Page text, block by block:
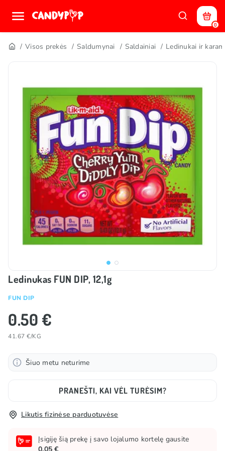
0
Visos prekės Saldumynai Saldainiai Ledinukai ir
Ledinukas FUN DIP, 12,1g
FUN DIP
0.50 €
41.67 €/KG
Šiuo metu neturime
PRANEŠTI, KAI VĖL TURĖSIM?
Likutis fizinėse parduotuvėse
Įsigiję šią prekę į savo lojalumo kortelę gausite